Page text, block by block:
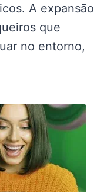
A expansão
que
no entorno,